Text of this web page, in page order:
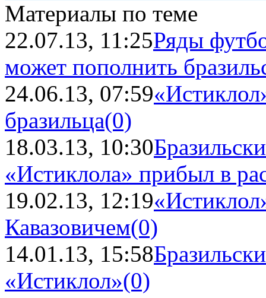
Материалы по теме
22.07.13, 11:25Ряды
может пополнить
24.06.13, 07:59
бразильца(0)
18.03.13, 10:30
«Истиклола» прибыл в
19.02.13, 12:19
Кавазовичем(0)
14.01.13, 15:58
«Истиклол»(0)